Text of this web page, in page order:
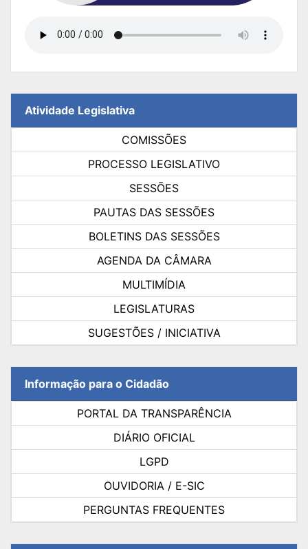
Atividade Legislativa
COMISSÕES
PROCESSO LEGISLATIVO
SESSÕES
PAUTAS DAS SESSÕES
BOLETINS DAS SESSÕES
AGENDA DA CÂMARA
MULTIMÍDIA
LEGISLATURAS
SUGESTÕES / INICIATIVA
Informação para o Cidadão
PORTAL DA TRANSPARÊNCIA
DIÁRIO OFICIAL
LGPD
OUVIDORIA / E-SIC
PERGUNTAS FREQUENTES